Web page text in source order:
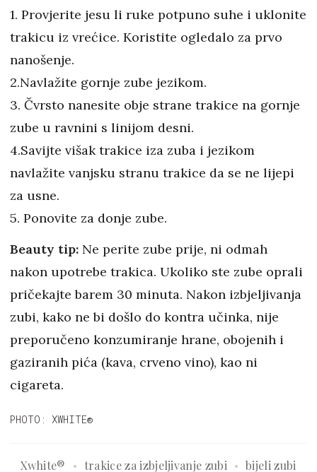
1. Provjerite jesu li ruke potpuno suhe i uklonite
trakicu iz vrećice. Koristite ogledalo za prvo
nanošenje.
2.Navlažite gornje zube jezikom.
3. Čvrsto nanesite obje strane trakice na gornje
zube u ravnini s linijom desni.
4.Savijte višak trakice iza zuba i jezikom
navlažite vanjsku stranu trakice da se ne lijepi
za usne.
5. Ponovite za donje zube.
Beauty tip: Ne perite zube prije, ni odmah
nakon upotrebe trakica. Ukoliko ste zube oprali
pričekajte barem 30 minuta. Nakon izbjeljivanja
zubi, kako ne bi došlo do kontra učinka, nije
preporučeno konzumiranje hrane, obojenih i
gaziranih pića (kava, crveno vino), kao ni
cigareta.
PHOTO: XWHITE®
Xwhite® trakice za izbjeljivanje zubi bijeli zubi